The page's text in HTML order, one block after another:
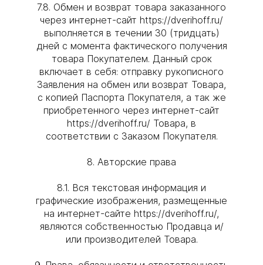
7.8. Обмен и возврат товара заказанного
через интернет-сайт https://dverihoff.ru/
выполняется в течении 30 (тридцать)
дней с момента фактического получения
товара Покупателем. Данный срок
включает в себя: отправку рукописного
Заявления на обмен или возврат Товара,
с копией Паспорта Покупателя, а так же
приобретенного через интернет-сайт
https://dverihoff.ru/ Товара, в
соответствии с Заказом Покупателя.
8. Авторские права
8.1. Вся текстовая информация и
графические изображения, размещенные
на интернет-сайте https://dverihoff.ru/,
являются собственностью Продавца и/
или производителей Товара.